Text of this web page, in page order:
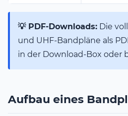
💡 PDF-Downloads: Die
und UHF-Bandpläne als
in der Download-Box oder
Aufbau eines